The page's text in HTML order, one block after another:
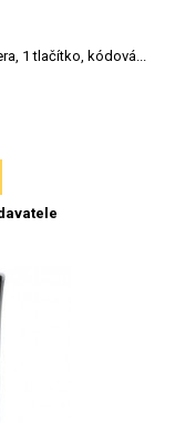
1 tlačítko, kódová...